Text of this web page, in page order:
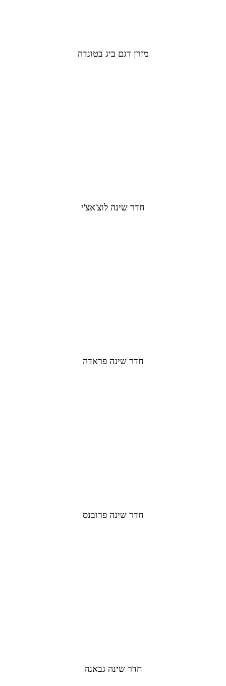
מזרן דגם ביג בטונדה​
חדר שינה לוצ'אצ'י
חדר שינה פראדה
חדר שינה פרובנס
חדר שינה גבאנה​